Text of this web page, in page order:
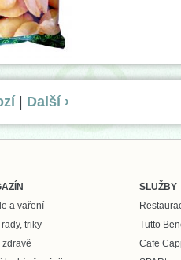
Další ›
a vaření
triky
zdravě
SLUŽBY
Tutto
Cafe